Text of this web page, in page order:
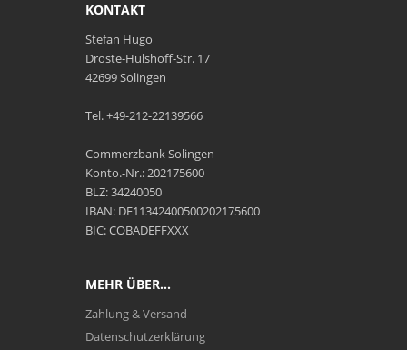
KONTAKT
Stefan Hugo
Droste-Hülshoff-Str. 17
42699 Solingen
Tel. +49-212-22139566
Commerzbank Solingen
Konto.-Nr.: 202175600
BLZ: 34240050
IBAN: DE11342400500202175600
BIC: COBADEFFXXX
MEHR ÜBER...
Zahlung & Versand
Datenschutzerklärung